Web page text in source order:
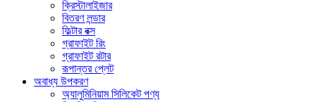
ক্রিস্টালাইজার
বিতরণ লন্ডার
ফিল্টার বক্স
গ্রাফাইট রিং
গ্রাফাইট রটার
রূপান্তর প্লেট
অবাধ্য উপকরণ
অ্যালুমিনিয়াম সিলিকেট পণ্য